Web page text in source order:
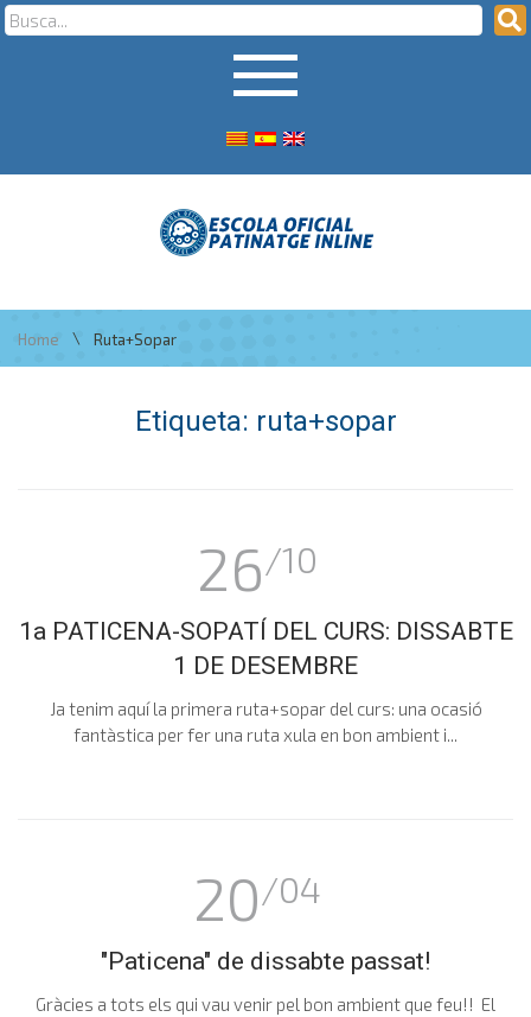
Home \ Ruta+sopar
Etiqueta: ruta+sopar
26/10
1a PATICENA-SOPATÍ DEL CURS: DISSABTE
1 DE DESEMBRE
Ja tenim aquí la primera ruta+sopar del curs: una ocasió
fantàstica per fer una ruta xula en bon ambient i...
20/04
"Paticena" de dissabte passat!
Gràcies a tots els qui vau venir pel bon ambient que feu!! El